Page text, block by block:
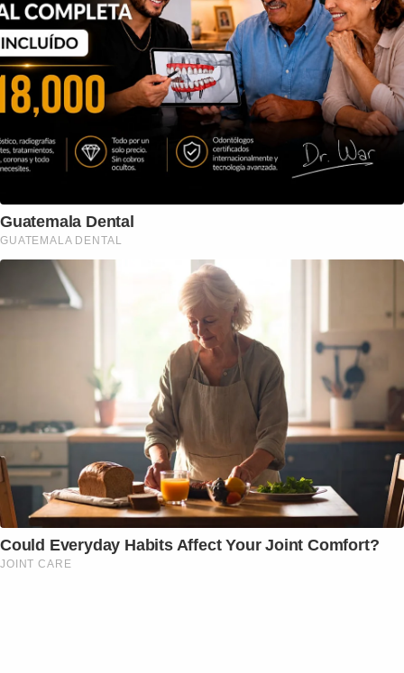
Guatemala Dental
GUATEMALA DENTAL
Could Everyday Habits Affect Your Joint Comfort?
JOINT CARE